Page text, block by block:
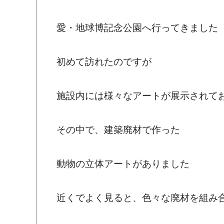
愛・地球博記念公園へ行ってきました
初めて訪れたのですが
施設内には様々なアートが展示されて
その中で、建築廃材で作った
動物の立体アートがありました
近くでよく見ると、色々な廃材を組み